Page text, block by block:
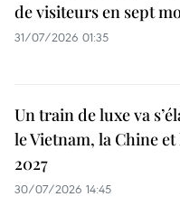
de visiteurs en sept
31/07/2026 01:35
Un train de luxe va
le Vietnam, la Chine et
2027
30/07/2026 14:45